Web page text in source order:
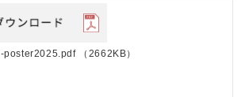
poster2025.pdf （2662KB）